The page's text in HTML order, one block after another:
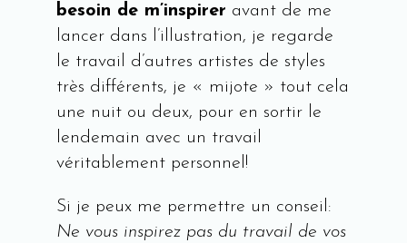
besoin de m’inspirer avant de me
lancer dans l’illustration, je regarde
le travail d’autres artistes de styles
très différents, je « mijote » tout cela
une nuit ou deux, pour en sortir le
lendemain avec un travail
véritablement personnel!
Si je peux me permettre un conseil:
Ne vous inspirez pas du travail de vos